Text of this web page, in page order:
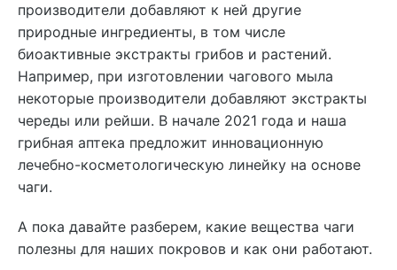
производители добавляют к ней другие
природные ингредиенты, в том числе
биоактивные экстракты грибов и растений.
Например, при изготовлении чагового мыла
некоторые производители добавляют экстракты
череды или рейши. В начале 2021 года и наша
грибная аптека предложит инновационную
лечебно-косметологическую линейку на основе
чаги.
А пока давайте разберем, какие вещества чаги
полезны для наших покровов и как они работают.